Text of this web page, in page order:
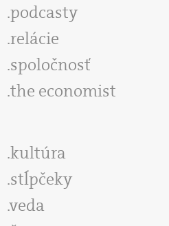
podcasty
relácie
spoločnosť
the economist
kultúra
stĺpčeky
veda